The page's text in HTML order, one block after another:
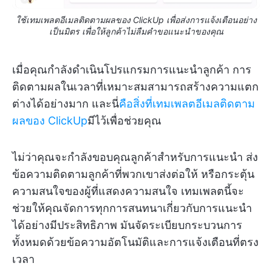
ใช้เทมเพลตอีเมลติดตามผลของ ClickUp เพื่อส่งการแจ้งเตือนอย่าง
เป็นมิตร เพื่อให้ลูกค้าไม่ลืมคำขอแนะนำของคุณ
เมื่อคุณกำลังดำเนินโปรแกรมการแนะนำลูกค้า การ
ติดตามผลในเวลาที่เหมาะสมสามารถสร้างความแตก
ต่างได้อย่างมาก และนี่คือสิ่งที่เทมเพลตอีเมลติดตาม
ผลของ ClickUpมีไว้เพื่อช่วยคุณ
ไม่ว่าคุณจะกำลังขอบคุณลูกค้าสำหรับการแนะนำ ส่ง
ข้อความติดตามลูกค้าที่พวกเขาส่งต่อให้ หรือกระตุ้น
ความสนใจของผู้ที่แสดงความสนใจ เทมเพลตนี้จะ
ช่วยให้คุณจัดการทุกการสนทนาเกี่ยวกับการแนะนำ
ได้อย่างมีประสิทธิภาพ มันจัดระเบียบกระบวนการ
ทั้งหมดด้วยข้อความอัตโนมัติและการแจ้งเตือนที่ตรง
เวลา